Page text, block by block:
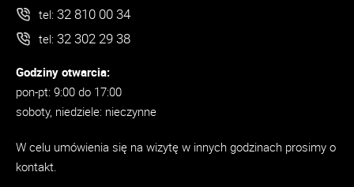
tel: 32 810 00 34
tel: 32 302 29 38
Godziny otwarcia:
pon-pt: 9:00 do 17:00
soboty, niedziele: nieczynne
W celu umówienia się na wizytę w innych godzinach prosimy o
kontakt.